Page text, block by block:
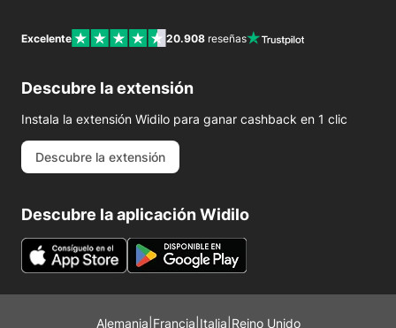
Excelente 20.908 reseñas
Descubre la extensión
Instala la extensión Widilo para ganar cashback en 1 clic
Descubre la extensión
Descubre la aplicación Widilo
Alemania Francia Italia Reino Unido